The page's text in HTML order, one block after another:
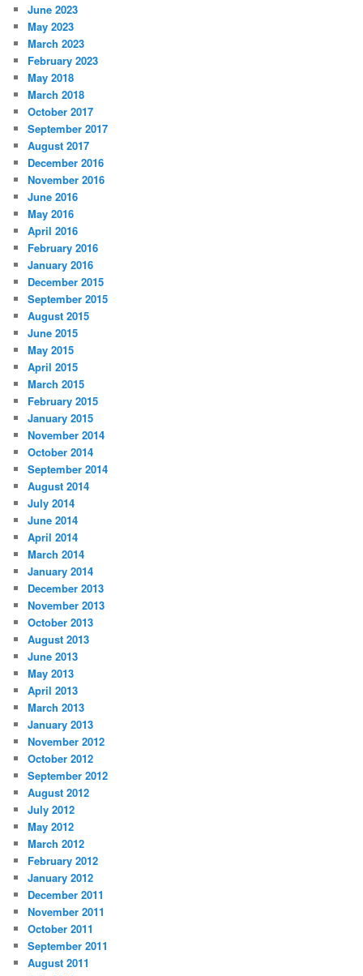
June 2023
May 2023
March 2023
February 2023
May 2018
March 2018
October 2017
September 2017
August 2017
December 2016
November 2016
June 2016
May 2016
April 2016
February 2016
January 2016
December 2015
September 2015
August 2015
June 2015
May 2015
April 2015
March 2015
February 2015
January 2015
November 2014
October 2014
September 2014
August 2014
July 2014
June 2014
April 2014
March 2014
January 2014
December 2013
November 2013
October 2013
August 2013
June 2013
May 2013
April 2013
March 2013
January 2013
November 2012
October 2012
September 2012
August 2012
July 2012
May 2012
March 2012
February 2012
January 2012
December 2011
November 2011
October 2011
September 2011
August 2011